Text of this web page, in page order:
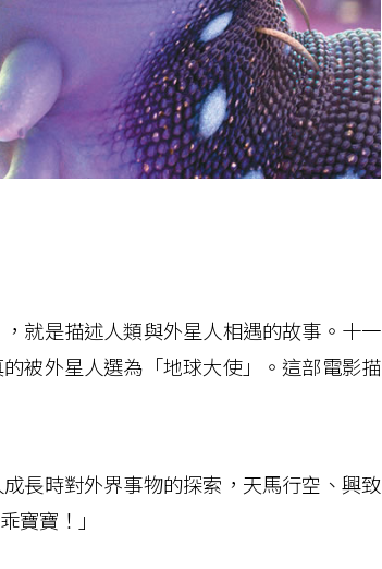
就是描述人類與外星人相遇的故事。十一
被外星人選為「地球大使」。這部電影描
長時對外界事物的探索，天馬行空、興致
寶寶！」